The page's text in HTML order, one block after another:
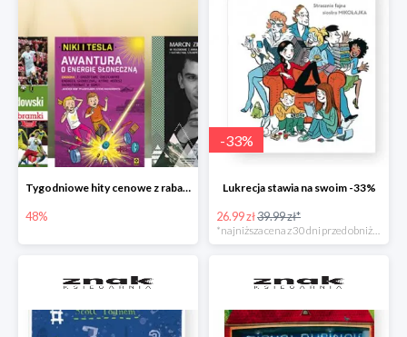
Tygodniowe hity cenowe z rabatem -48%
48%
-33%
Lukrecja stawia na swoim -33%
26.99 zł39.99 zł*